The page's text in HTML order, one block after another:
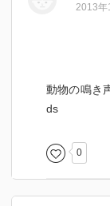
2013年
動物の鳴き
ds
0